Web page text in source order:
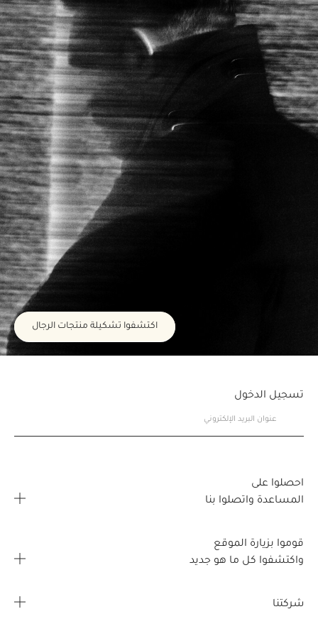
اكتشفوا تشكيلة منتجات الرجال
تسجيل الدخول
احصلوا على
المساعدة واتصلوا بنا
اتصلوا بنا
قوموا بزيارة الموقع
واكتشفوا كل ما هو جديد
شركتنا